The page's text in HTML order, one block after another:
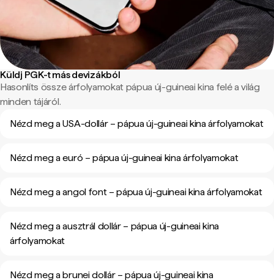
Küldj PGK-t más devizákból
Hasonlíts össze árfolyamokat pápua új-guineai kina felé a világ
minden tájáról.
Nézd meg a USA-dollár – pápua új-guineai kina árfolyamokat
Nézd meg a euró – pápua új-guineai kina árfolyamokat
Nézd meg a angol font – pápua új-guineai kina árfolyamokat
Nézd meg a ausztrál dollár – pápua új-guineai kina
árfolyamokat
Nézd meg a brunei dollár – pápua új-guineai kina